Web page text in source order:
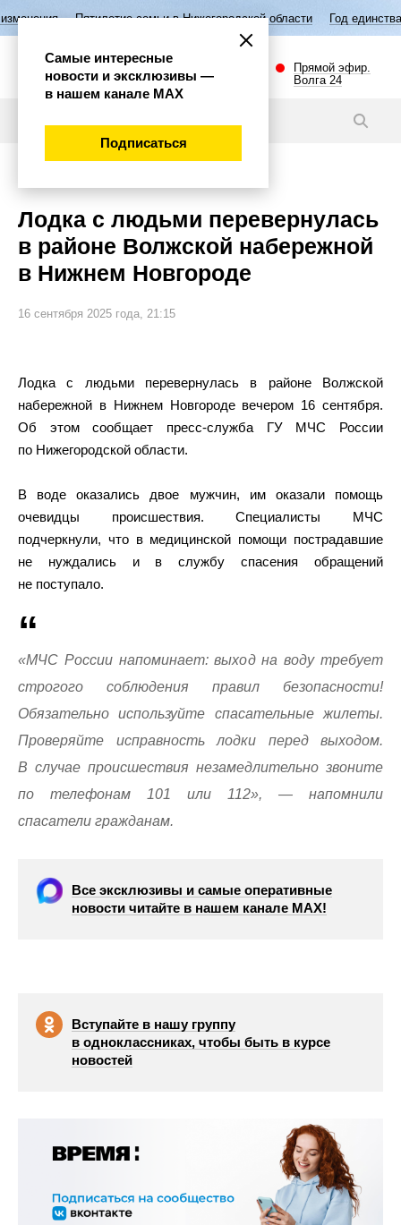
семьи в Нижегородской области Год единства народов
Прямой эфир.
Волга 24
Лодка с людьми перевернулась
в районе Волжской набережной
в Нижнем Новгороде
16 сентября 2025 года, 21:15
Лодка с людьми перевернулась в районе Волжской
набережной в Нижнем Новгороде вечером 16 сентября.
Об этом сообщает пресс-служба ГУ МЧС России
по Нижегородской области.
В воде оказались двое мужчин, им оказали помощь
очевидцы происшествия. Специалисты МЧС
подчеркнули, что в медицинской помощи пострадавшие
не нуждались и в службу спасения обращений
не поступало.
«МЧС России напоминает: выход на воду требует
строгого соблюдения правил безопасности!
Обязательно используйте спасательные жилеты.
Проверяйте исправность лодки перед выходом.
В случае происшествия незамедлительно звоните
по телефонам 101 или 112», — напомнили
спасатели гражданам.
Все эксклюзивы и самые оперативные
новости читайте в нашем канале МАХ!
Вступайте в нашу группу
в одноклассниках, чтобы быть в курсе
новостей
Самые интересные
новости и эксклюзивы —
в нашем канале МАХ
Подписаться